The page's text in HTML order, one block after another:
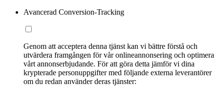
Avancerad Conversion-Tracking
Genom att acceptera denna tjänst kan vi bättre förstå och
utvärdera framgången för vår onlineannonsering och optimera
vårt annonserbjudande. För att göra detta jämför vi dina
krypterade personuppgifter med följande externa leverantörer
om du redan använder deras tjänster: